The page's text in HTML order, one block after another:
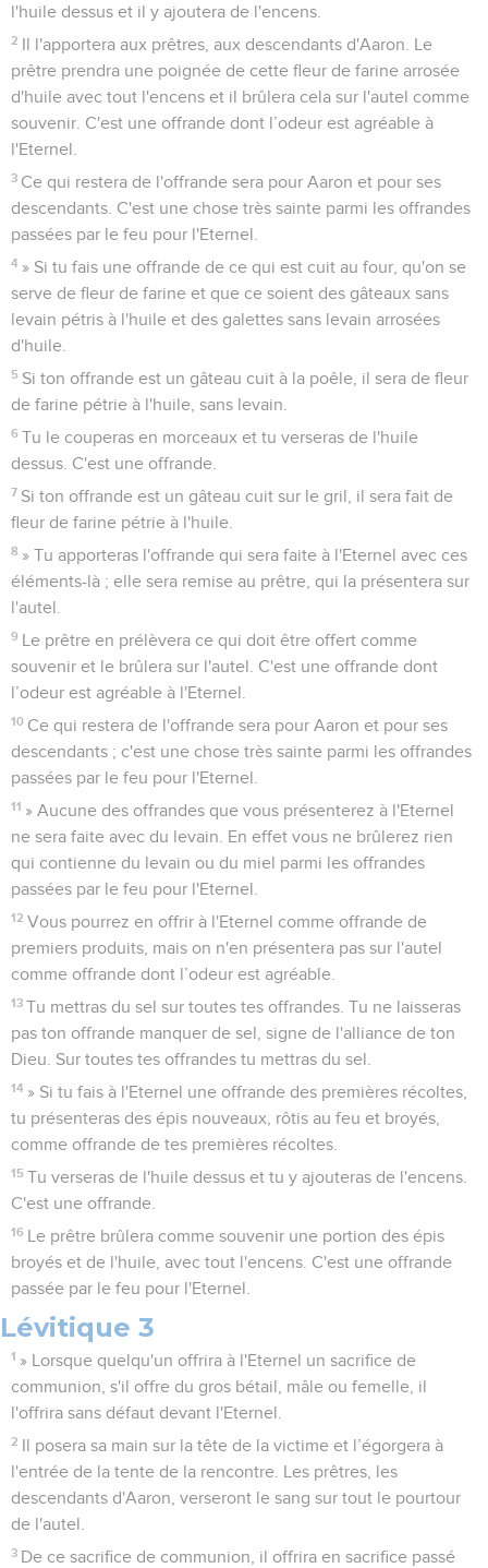
l'huile dessus et il y ajoutera de l'encens.
2
Il l'apportera aux prêtres, aux descendants d'Aaron. Le
prêtre prendra une poignée de cette fleur de farine arrosée
d'huile avec tout l'encens et il brûlera cela sur l'autel comme
souvenir. C'est une offrande dont l’odeur est agréable à
l'Eternel.
3 Ce qui restera de l'offrande sera pour Aaron et pour ses
descendants. C'est une chose très sainte parmi les offrandes
passées par le feu pour l'Eternel.
4 » Si tu fais une offrande de ce qui est cuit au four, qu'on se
serve de fleur de farine et que ce soient des gâteaux sans
levain pétris à l'huile et des galettes sans levain arrosées
d'huile.
5 Si ton offrande est un gâteau cuit à la poêle, il sera de fleur
de farine pétrie à l'huile, sans levain.
6 Tu le couperas en morceaux et tu verseras de l'huile
dessus. C'est une offrande.
7 Si ton offrande est un gâteau cuit sur le gril, il sera fait de
fleur de farine pétrie à l'huile.
8 » Tu apporteras l'offrande qui sera faite à l'Eternel avec ces
éléments-là ; elle sera remise au prêtre, qui la présentera sur
l'autel.
9
Le prêtre en prélèvera ce qui doit être offert comme
souvenir et le brûlera sur l'autel. C'est une offrande dont
l’odeur est agréable à l'Eternel.
10 Ce qui restera de l'offrande sera pour Aaron et pour ses
descendants ; c'est une chose très sainte parmi les offrandes
passées par le feu pour l'Eternel.
11 » Aucune des offrandes que vous présenterez à l'Eternel
ne sera faite avec du levain. En effet vous ne brûlerez rien
qui contienne du levain ou du miel parmi les offrandes
passées par le feu pour l'Eternel.
12 Vous pourrez en offrir à l'Eternel comme offrande de
premiers produits, mais on n'en présentera pas sur l'autel
comme offrande dont l’odeur est agréable.
13 Tu mettras du sel sur toutes tes offrandes. Tu ne laisseras
pas ton offrande manquer de sel, signe de l'alliance de ton
Dieu. Sur toutes tes offrandes tu mettras du sel.
14 » Si tu fais à l'Eternel une offrande des premières récoltes,
tu présenteras des épis nouveaux, rôtis au feu et broyés,
comme offrande de tes premières récoltes.
15 Tu verseras de l'huile dessus et tu y ajouteras de l'encens.
C'est une offrande.
16
Le prêtre brûlera comme souvenir une portion des épis
broyés et de l'huile, avec tout l'encens. C'est une offrande
passée par le feu pour l'Eternel.
Lévitique 3
1 » Lorsque quelqu'un offrira à l'Eternel un sacrifice de
communion, s'il offre du gros bétail, mâle ou femelle, il
l'offrira sans défaut devant l'Eternel.
2
Il posera sa main sur la tête de la victime et l’égorgera à
l'entrée de la tente de la rencontre. Les prêtres, les
descendants d'Aaron, verseront le sang sur tout le pourtour
de l'autel.
3 De ce sacrifice de communion, il offrira en sacrifice passé